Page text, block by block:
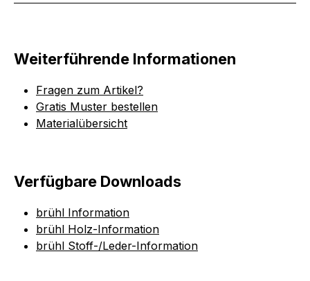
Weiterführende Informationen
Fragen zum Artikel?
Gratis Muster bestellen
Materialübersicht
Verfügbare Downloads
brühl Information
brühl Holz-Information
brühl Stoff-/Leder-Information